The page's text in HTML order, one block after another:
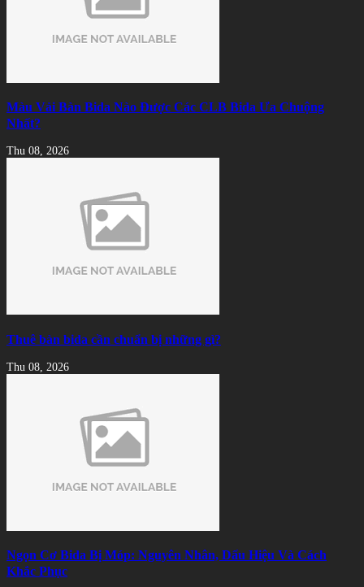
Màu Vải Bàn Bida Nào Được Các CLB Bida Ưa Chuộng
Nhất?
Thu 08, 2026
Thuê bàn bida cần chuẩn bị những gì?
Thu 08, 2026
Ngọn Cơ Bida Bị Móp: Nguyên Nhân, Dấu Hiệu Và Cách
Khắc Phục